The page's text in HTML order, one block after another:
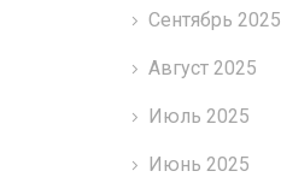
Сентябрь 2025
Август 2025
Июль 2025
Июнь 2025